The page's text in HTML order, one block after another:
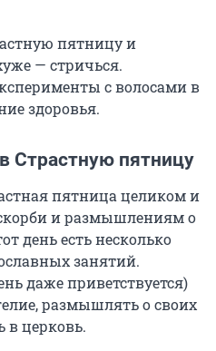
пятницу и
— стричься.
с волосами в
здоровья.
Страстную пятницу
пятница целиком и
и размышлениям о
день есть несколько
занятий.
даже приветствуется)
размышлять о своих
в церковь.